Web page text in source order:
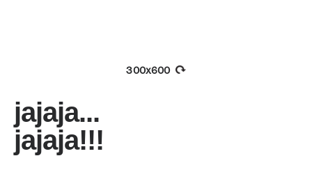
300x600
jajaja...
jajaja!!!